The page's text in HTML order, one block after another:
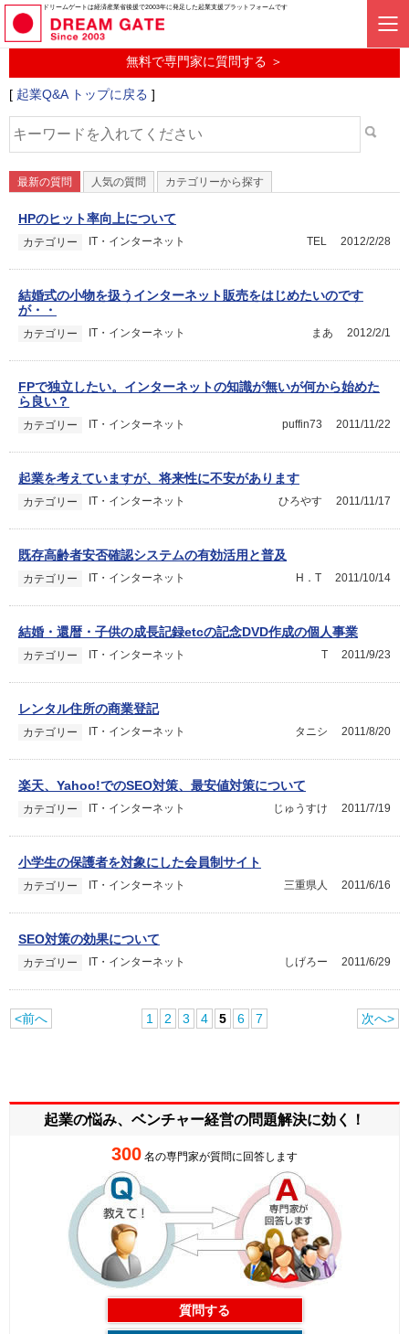
ドリームゲートは経済産業省後援で2003年に発足した起業支援プラットフォームです
起業に関するみんなの質問投稿サービス
起業Q&A
無料で専門家に質問する ＞
[ 起業Q&A トップに戻る ]
最新の質問 人気の質問 カテゴリーから探す
HPのヒット率向上について
カテゴリー IT・インターネット 2012/2/28
TEL
結婚式の小物を扱うインターネット販売をはじめたいのです
が・・
カテゴリー IT・インターネット 2012/2/1
まあ
FPで独立したい。インターネットの知識が無いが何から始めた
ら良い？
カテゴリー IT・インターネット 2011/11/22
puffin73
起業を考えていますが、将来性に不安があります
カテゴリー IT・インターネット 2011/11/17
ひろやす
既存高齢者安否確認システムの有効活用と普及
カテゴリー IT・インターネット 2011/10/14
H．T
結婚・還暦・子供の成長記録etcの記念DVD作成の個人事業
カテゴリー IT・インターネット 2011/9/23
T
レンタル住所の商業登記
カテゴリー IT・インターネット 2011/8/20
タニシ
楽天、Yahoo!でのSEO対策、最安値対策について
カテゴリー IT・インターネット 2011/7/19
じゅうすけ
小学生の保護者を対象にした会員制サイト
カテゴリー IT・インターネット 2011/6/16
三重県人
SEO対策の効果について
カテゴリー IT・インターネット 2011/6/29
しげろー
<前へ 1 2 3 4 5 6 7 次へ>
起業の悩み、ベンチャー経営の問題解決に効く！
300 名の専門家が質問に回答します
質問する